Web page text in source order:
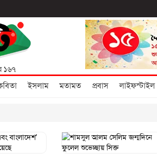
১৬৭
ইসলাম মতামত প্রবাস লাইফস্টাইল